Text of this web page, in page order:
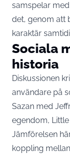
samspelar
det, genom att
karaktär
Sociala
historia
Diskussionen
användare på
Sazan med
egendom, Little
Jämförelsen
koppling